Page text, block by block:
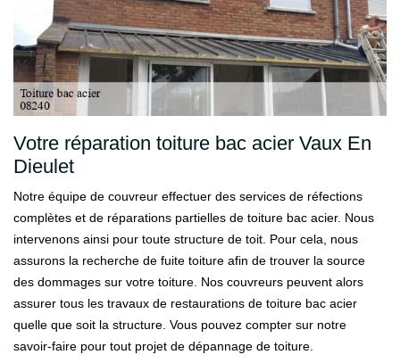
Votre réparation toiture bac acier Vaux En
Dieulet
Notre équipe de couvreur effectuer des services de réfections
complètes et de réparations partielles de toiture bac acier. Nous
intervenons ainsi pour toute structure de toit. Pour cela, nous
assurons la recherche de fuite toiture afin de trouver la source
des dommages sur votre toiture. Nos couvreurs peuvent alors
assurer tous les travaux de restaurations de toiture bac acier
quelle que soit la structure. Vous pouvez compter sur notre
savoir-faire pour tout projet de dépannage de toiture.